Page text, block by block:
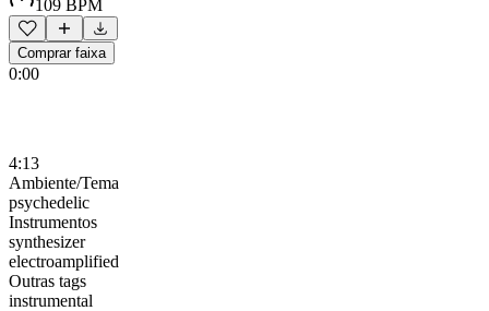
109 BPM
Comprar faixa
0:00
4:13
Ambiente/Tema
psychedelic
Instrumentos
synthesizer
electroamplified
Outras tags
instrumental